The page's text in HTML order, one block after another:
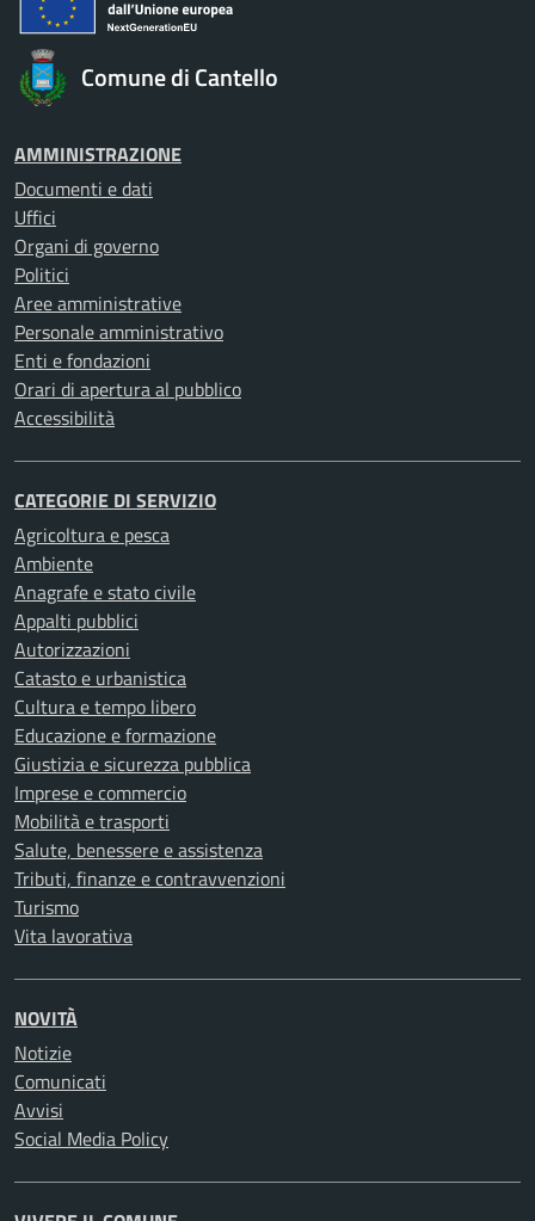
Comune di Cantello
AMMINISTRAZIONE
Documenti e dati
Uffici
Organi di governo
Politici
Aree amministrative
Personale amministrativo
Enti e fondazioni
Orari di apertura al pubblico
Accessibilità
CATEGORIE DI SERVIZIO
Agricoltura e pesca
Ambiente
Anagrafe e stato civile
Appalti pubblici
Autorizzazioni
Catasto e urbanistica
Cultura e tempo libero
Educazione e formazione
Giustizia e sicurezza pubblica
Imprese e commercio
Mobilità e trasporti
Salute, benessere e assistenza
Tributi, finanze e contravvenzioni
Turismo
Vita lavorativa
NOVITÀ
Notizie
Comunicati
Avvisi
Social Media Policy